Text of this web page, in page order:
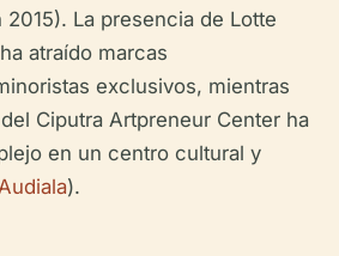
2015). La presencia de Lotte
atraído marcas
exclusivos, mientras
Ciputra Artpreneur Center ha
en un centro cultural y
).